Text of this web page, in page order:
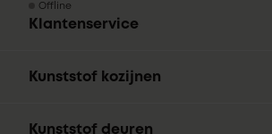
Offline
Klantenservice
Kunststof kozijnen
Kunststof deuren